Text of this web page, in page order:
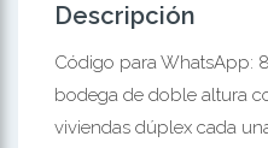
Descripción
Código para WhatsApp:
bodega de doble altura
viviendas dúplex cada